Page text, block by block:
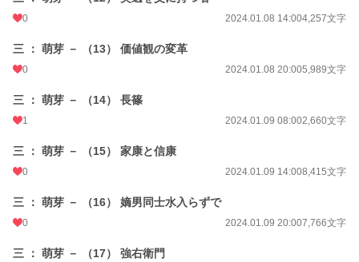
0 2024.01.08 14:004,257文字
三 ： 萌芽 － （13） 価値観の変革
0 2024.01.08 20:005,989文字
三 ： 萌芽 － （14） 長篠
1 2024.01.09 08:002,660文字
三 ： 萌芽 － （15） 家康と信康
0 2024.01.09 14:008,415文字
三 ： 萌芽 － （16） 嫡男同士水入らずで
0 2024.01.09 20:007,766文字
三 ： 萌芽 － （17） 強右衛門